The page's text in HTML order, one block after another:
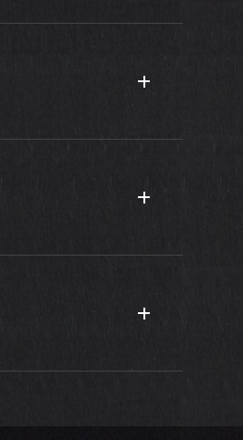
を夢見ています。私は就
で働くしかない！」と決
着せてくれていました
てストリートファッショ
ていただけるようにがん
て、県内中のBEAMSフ
りには飲みに行ったり桜
城のライトアップが、仕
たちと喜んで飲みに出か
野球の練習です。今は社
に向けて練習していま
馴染みの服屋のスタッフ
「これで良かったん
いのですが、色白の私に
す。中でも英国海軍「ロ
めるように作られた大好
りしていた兵士にも思い
ていました。そして、ミ
を提供する＜BEAMS
も洋服に目覚めました。以
ようになってからは、さま
にあって大切にしている